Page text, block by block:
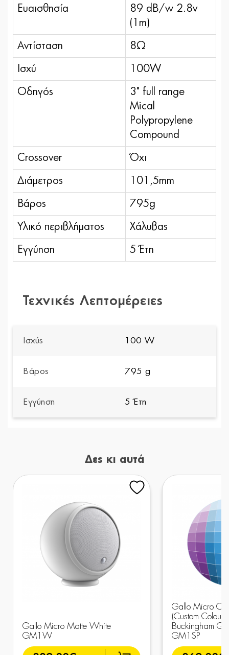
Ευαισθησία
89 dB/w 2.8v
(1m)
Αντίσταση 8Ω
Ισχύ 100W
Οδηγός
3" full range
Mical
Polypropylene
Compound
Crossover Όχι
Διάμετρος 101,5mm
Βάρος 795g
Υλικό περιβλήματος Χάλυβας
Εγγύηση 5 Έτη
Τεχνικές Λεπτομέρειες
Ισχύς 100 W
Βάρος 795 g
Εγγύηση 5 Έτη
Δες κι αυτά
Gallo Micro Matte White
GM1W
Gallo Micro
(Custom Colour
Buckingham
GM1SP